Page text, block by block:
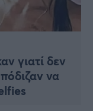
γιατί δεν
να